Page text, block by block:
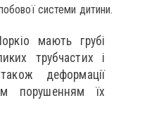
системи дитини.
мають грубі
трубчастих і
деформації
порушенням їх